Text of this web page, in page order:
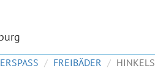
FREIBÄDER